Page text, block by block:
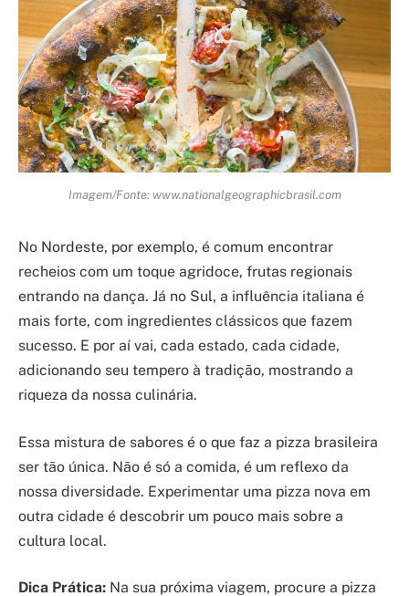
Imagem/Fonte: www.nationalgeographicbrasil.com
No Nordeste, por exemplo, é comum encontrar
recheios com um toque agridoce, frutas regionais
entrando na dança. Já no Sul, a influência italiana é
mais forte, com ingredientes clássicos que fazem
sucesso. E por aí vai, cada estado, cada cidade,
adicionando seu tempero à tradição, mostrando a
riqueza da nossa culinária.
Essa mistura de sabores é o que faz a pizza brasileira
ser tão única. Não é só a comida, é um reflexo da
nossa diversidade. Experimentar uma pizza nova em
outra cidade é descobrir um pouco mais sobre a
cultura local.
Dica Prática: Na sua próxima viagem, procure a pizza